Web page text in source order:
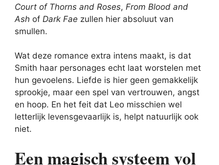
Court of Thorns and Roses, From Blood and
Ash of Dark Fae zullen hier absoluut van
smullen.
Wat deze romance extra intens maakt, is dat
Smith haar personages echt laat worstelen met
hun gevoelens. Liefde is hier geen gemakkelijk
sprookje, maar een spel van vertrouwen, angst
en hoop. En het feit dat Leo misschien wel
letterlijk levensgevaarlijk is, helpt natuurlijk ook
niet.
Een magisch systeem vol